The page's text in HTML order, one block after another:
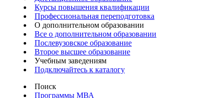
Курсы повышения квалификации
Профессиональная переподготовка
О дополнительном образовании
Все о дополнительном образовании
Послевузовское образование
Второе высшее образование
Учебным заведениям
Подключайтесь к каталогу
Поиск
Программы МВА